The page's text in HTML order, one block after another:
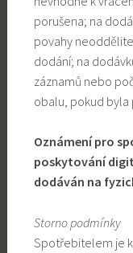
porušena; na
povahy
dodání; na
záznamů nebo
obalu, pokud byla
Oznámení pro
poskytování
dodáván na
Storno podmínky
Spotřebitelem je